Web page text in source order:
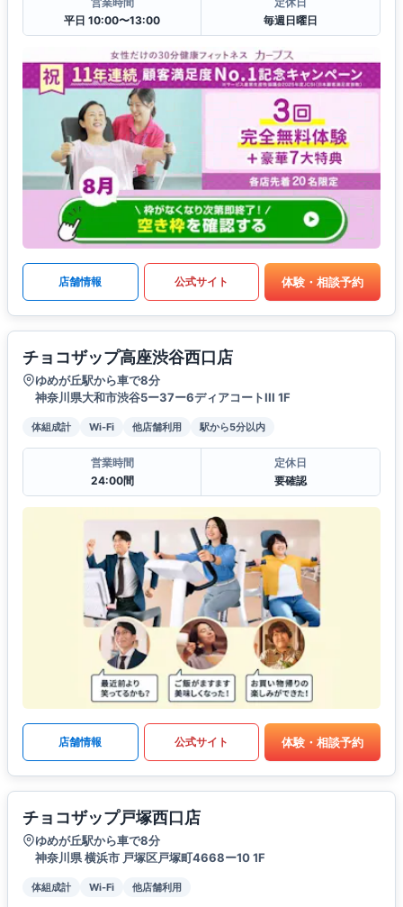
平日 10:00〜13:00
毎週日曜日
店舗情報 公式サイト 体験・相談予約
チョコザップ高座渋谷西口店
ゆめが丘駅から車で8分
神奈川県大和市渋谷5ー37ー6ディアコートIII 1F
体組成計 Wi-Fi 他店舗利用 駅から5分以内
営業時間
24:00間
定休日
要確認
店舗情報 公式サイト 体験・相談予約
チョコザップ戸塚西口店
ゆめが丘駅から車で8分
神奈川県 横浜市 戸塚区戸塚町4668ー10 1F
体組成計 Wi-Fi 他店舗利用